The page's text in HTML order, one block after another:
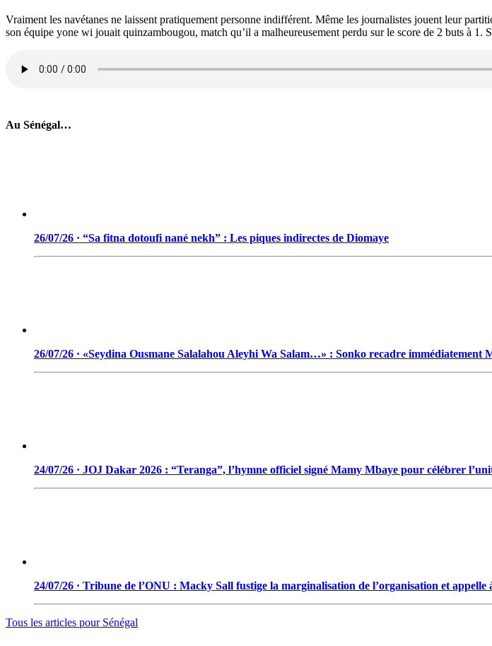
Vraiment les navétanes ne laissent pratiquement personne indifférent. Même les journalistes jouent leur
son équipe yone wi jouait quinzambougou, match qu’il a malheureusement perdu sur le score de 2 buts à 1.
Au Sénégal…
26/07/26 · “Sa fitna dotoufi nané nekh” : Les piques indirectes de Diomaye
26/07/26 · «Seydina Ousmane Salalahou Aleyhi Wa Salam…» : Sonko recadre immédiatement
24/07/26 · JOJ Dakar 2026 : “Teranga”, l’hymne officiel signé Mamy Mbaye pour célébrer
24/07/26 · Tribune de l’ONU : Macky Sall fustige la marginalisation de l’organisation et appelle
Tous les articles pour Sénégal